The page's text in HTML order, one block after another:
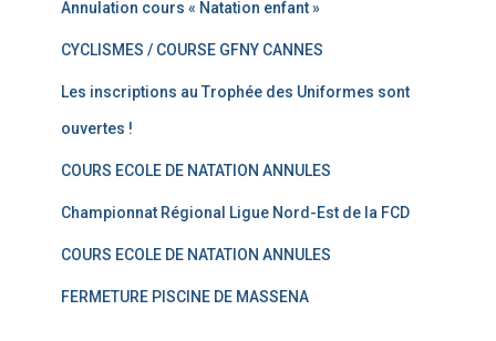
Annulation cours « Natation enfant »
CYCLISMES / COURSE GFNY CANNES
Les inscriptions au Trophée des Uniformes sont
ouvertes !
COURS ECOLE DE NATATION ANNULES
Championnat Régional Ligue Nord-Est de la FCD
COURS ECOLE DE NATATION ANNULES
FERMETURE PISCINE DE MASSENA